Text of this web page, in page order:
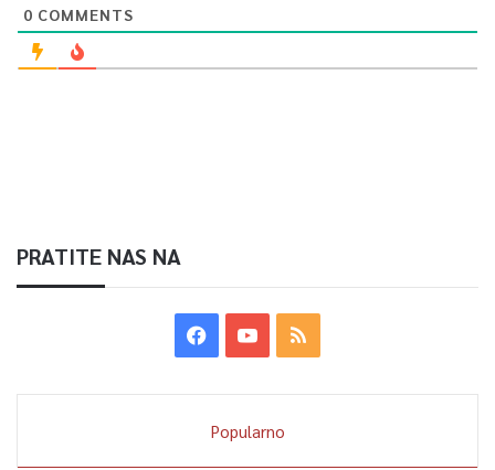
0 COMMENTS
PRATITE NAS NA
Popularno